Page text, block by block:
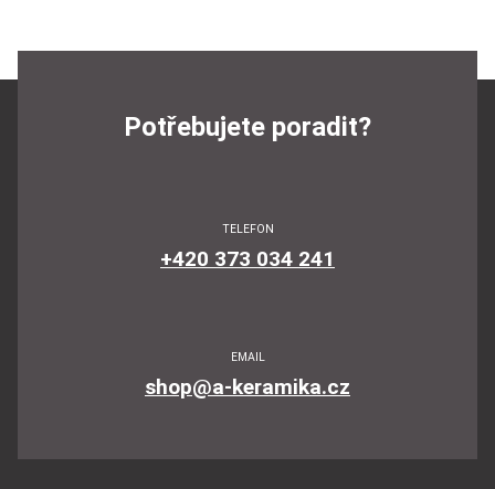
Potřebujete poradit?
TELEFON
+420 373 034 241
EMAIL
shop@a-keramika.cz